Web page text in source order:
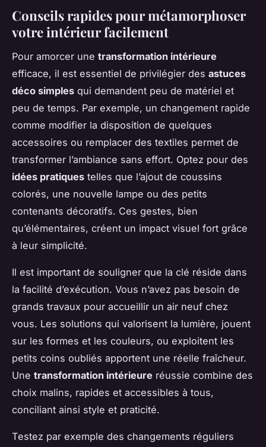
Conseils rapides pour métamorphoser
votre intérieur facilement
Pour amorcer une transformation intérieure
efficace, il est essentiel de privilégier des astuces
déco simples qui demandent peu de matériel et
peu de temps. Par exemple, un changement rapide
comme modifier la disposition de quelques
accessoires ou remplacer des textiles permet de
transformer l’ambiance sans effort. Optez pour des
idées pratiques telles que l’ajout de coussins
colorés, une nouvelle lampe ou des petits
contenants décoratifs. Ces gestes, bien
qu’élémentaires, créent un impact visuel fort grâce
à leur simplicité.
Il est important de souligner que la clé réside dans
la facilité d’exécution. Vous n’avez pas besoin de
grands travaux pour accueillir un air neuf chez
vous. Les solutions qui valorisent la lumière, jouent
sur les formes et les couleurs, ou exploitent les
petits coins oubliés apportent une réelle fraîcheur.
Une transformation intérieure réussie combine des
choix malins, rapides et accessibles à tous,
conciliant ainsi style et praticité.
Testez par exemple des changements réguliers